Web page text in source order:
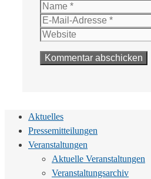
Name
Aktuelles
Pressemitteilungen
Veranstaltungen
Aktuelle Veranstaltungen
Veranstaltungsarchiv